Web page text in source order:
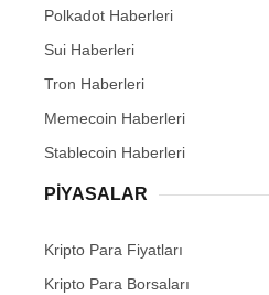
Polkadot Haberleri
Sui Haberleri
Tron Haberleri
Memecoin Haberleri
Stablecoin Haberleri
PIYASALAR
Kripto Para Fiyatları
Kripto Para Borsaları